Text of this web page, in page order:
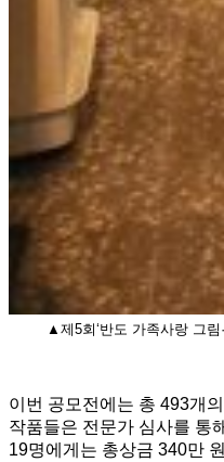
▲제5회‘반도 가족사랑 그림
이번 공모전에는 총 493개
작품들은 전문가 심사를 통
19명에게는 총상금 340만